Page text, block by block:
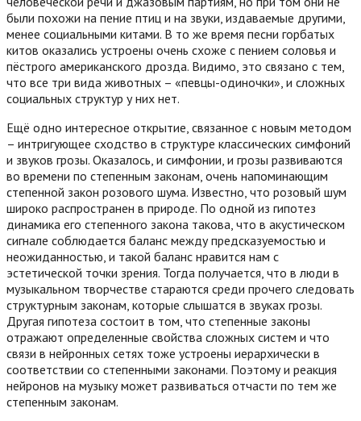
были похожи на пение птиц и на звуки, издаваемые другими,
менее социальными китами. В то же время песни горбатых
китов оказались устроены очень схоже с пением соловья и
пёстрого американского дрозда. Видимо, это связано с тем,
что все три вида животных – «певцы-одиночки», и сложных
социальных структур у них нет.
Ещё одно интересное открытие, связанное с новым методом
– интригующее сходство в структуре классических симфоний
и звуков грозы. Оказалось, и симфонии, и грозы развиваются
во времени по степенным законам, очень напоминающим
степенной закон розового шума. Известно, что розовый шум
широко распространен в природе. По одной из гипотез
динамика его степенного закона такова, что в акустическом
сигнале соблюдается баланс между предсказуемостью и
неожиданностью, и такой баланс нравится нам с
эстетической точки зрения. Тогда получается, что в люди в
музыкальном творчестве стараются среди прочего следовать
структурным законам, которые слышатся в звуках грозы.
Другая гипотеза состоит в том, что степенные законы
отражают определенные свойства сложных систем и что
связи в нейронных сетях тоже устроены иерархически в
соответствии со степенными законами. Поэтому и реакция
нейронов на музыку может развиваться отчасти по тем же
степенным законам.